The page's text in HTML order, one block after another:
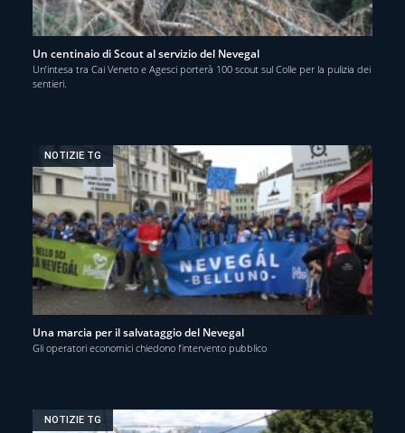
Un centinaio di Scout al servizio del Nevegal
Un’intesa tra Cai Veneto e Agesci porterà 100 scout sul Colle per la pulizia dei
sentieri.
NOTIZIE TG
Una marcia per il salvataggio del Nevegal
Gli operatori economici chiedono l’intervento pubblico
NOTIZIE TG